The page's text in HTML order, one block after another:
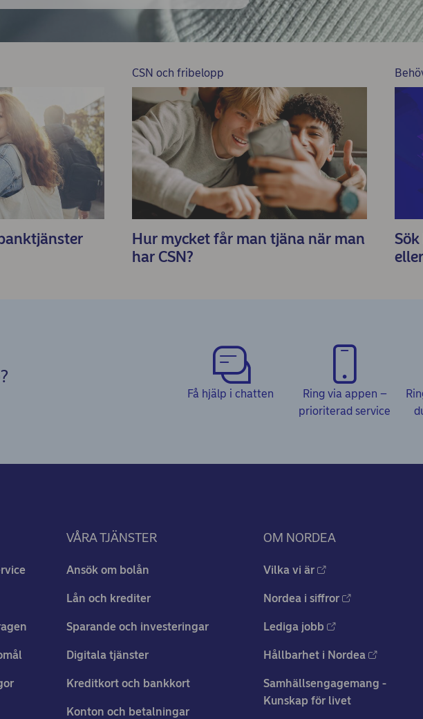
CSN och fribelopp
Hur mycket får man tjäna när man
har CSN?
Få hjälp i chatten
Ring via appen –
prioriterad service
VÅRA TJÄNSTER
Ansök om bolån
Lån och krediter
Sparande och investeringar
Digitala tjänster
Kreditkort och bankkort
Konton och betalningar
OM NORDEA
Vilka vi är
Nordea i siffror
Lediga jobb
Hållbarhet i Nordea
Samhällsengagemang -
Kunskap för livet